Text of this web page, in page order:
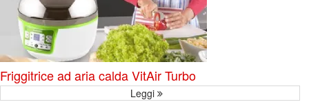
Friggitrice ad aria calda VitAir Turbo
Leggi